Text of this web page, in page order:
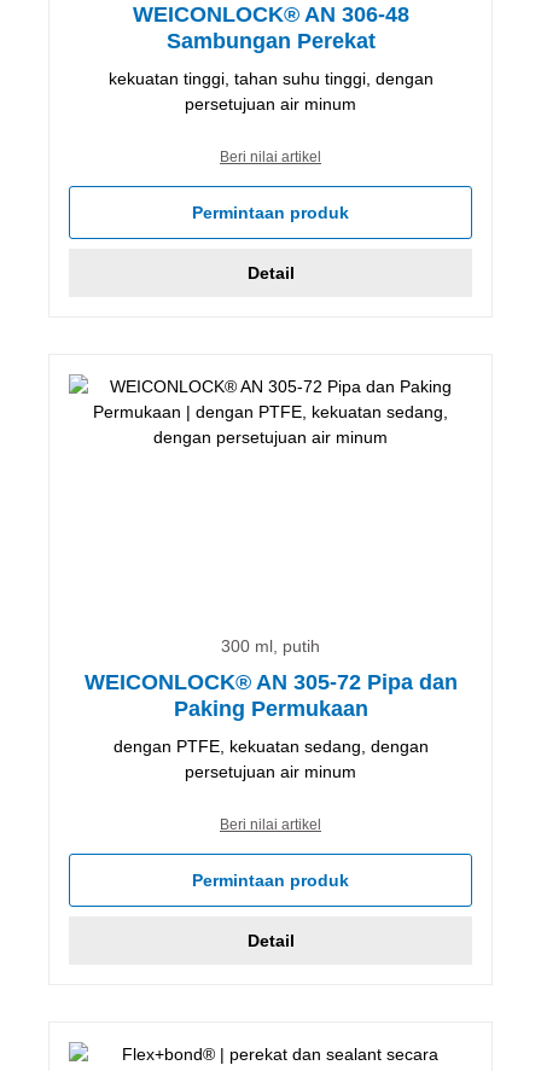
WEICONLOCK® AN 306-48
Sambungan Perekat
kekuatan tinggi, tahan suhu tinggi, dengan
persetujuan air minum
Beri nilai artikel
Permintaan produk
Detail
300 ml, putih
WEICONLOCK® AN 305-72 Pipa dan
Paking Permukaan
dengan PTFE, kekuatan sedang, dengan
persetujuan air minum
Beri nilai artikel
Permintaan produk
Detail